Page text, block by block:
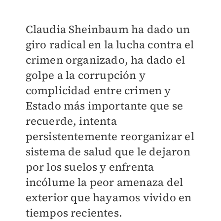
Claudia Sheinbaum ha dado un
giro radical en la lucha contra el
crimen organizado, ha dado el
golpe a la corrupción y
complicidad entre crimen y
Estado más importante que se
recuerde, intenta
persistentemente reorganizar el
sistema de salud que le dejaron
por los suelos y enfrenta
incólume la peor amenaza del
exterior que hayamos vivido en
tiempos recientes.